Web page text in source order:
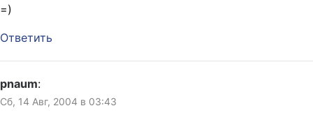
=)
Ответить
pnaum:
Сб, 14 Авг, 2004 в 03:43